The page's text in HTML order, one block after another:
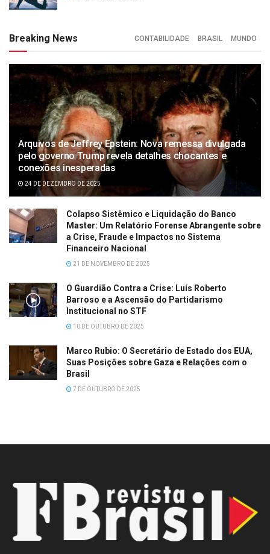
Breaking News CONTABILIDADE BRASIL MUNDO
Arquivos de Jeffrey Epstein: Nova remessa divulgada
pelo governo Trump revela detalhes chocantes e
conexões inesperadas
24 DE DEZEMBRO DE 2025
Colapso Sistêmico e Liquidação do Banco
Master: Um Relatório Forense Abrangente sobre
a Crise, Fraude e Impactos no Sistema
Financeiro Nacional
21 DE NOVEMBRO DE 2025
O Guardião Contra a Crise: Luís Roberto
Barroso e a Ascensão do Partidarismo
Institucional no STF
10 DE OUTUBRO DE 2025
Marco Rubio: O Secretário de Estado dos EUA,
Suas Posições sobre Gaza e Relações com o
Brasil
7 DE OUTUBRO DE 2025